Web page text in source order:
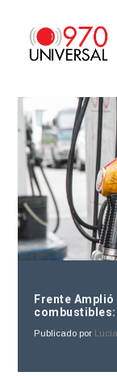
Frente
combustibles:
Publicado por